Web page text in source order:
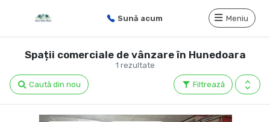
Sună acum Meniu
1 rezultate
Spații comerciale de vânzare în Hunedoara
Filtrează
Caută din nou